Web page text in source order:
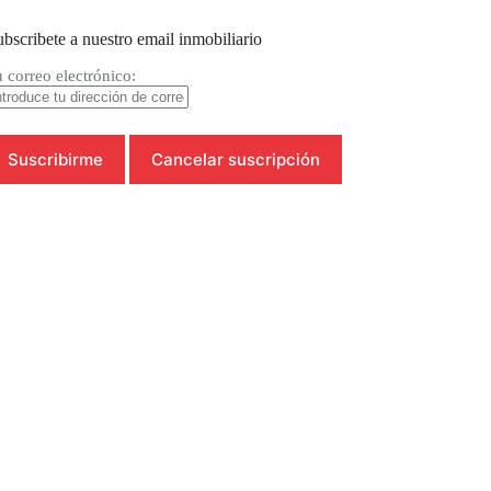
a nuestro email inmobiliario
correo electrónico: